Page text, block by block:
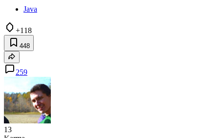
Java
+118
448
259
13